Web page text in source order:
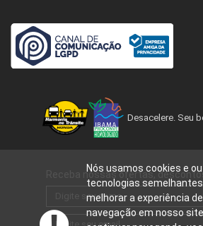
Desacelere. Seu
Receba nossas ofertas,
Nós usamos cookies e
tecnologias
melhorar a experiência de
navegação em nosso